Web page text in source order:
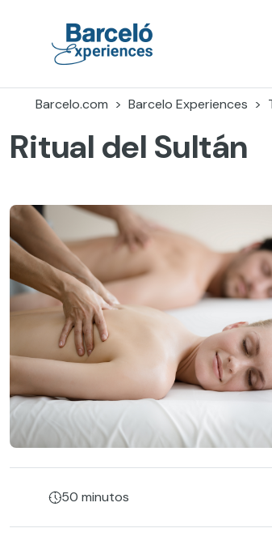
Barcelo.com Barcelo Experiences
Ritual del Sultán
50 minutos